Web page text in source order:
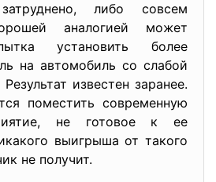
либо совсем
аналогией может
установить более
на автомобиль со слабой
известен заранее.
поместить современную
не готовое к ее
выигрыша от такого
не получит.